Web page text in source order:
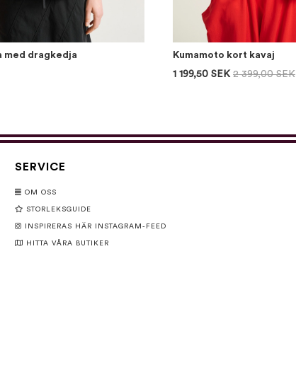
med dragkedja
Kumamoto kort kavaj
1 199,50 SEK 2 399,00 SEK
SERVICE
OM OSS
STORLEKSGUIDE
INSPIRERAS HÄR INSTAGRAM-FEED
HITTA VÅRA BUTIKER